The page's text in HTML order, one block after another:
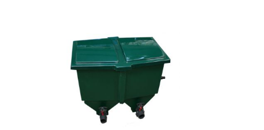
miniature dans un petit espace.